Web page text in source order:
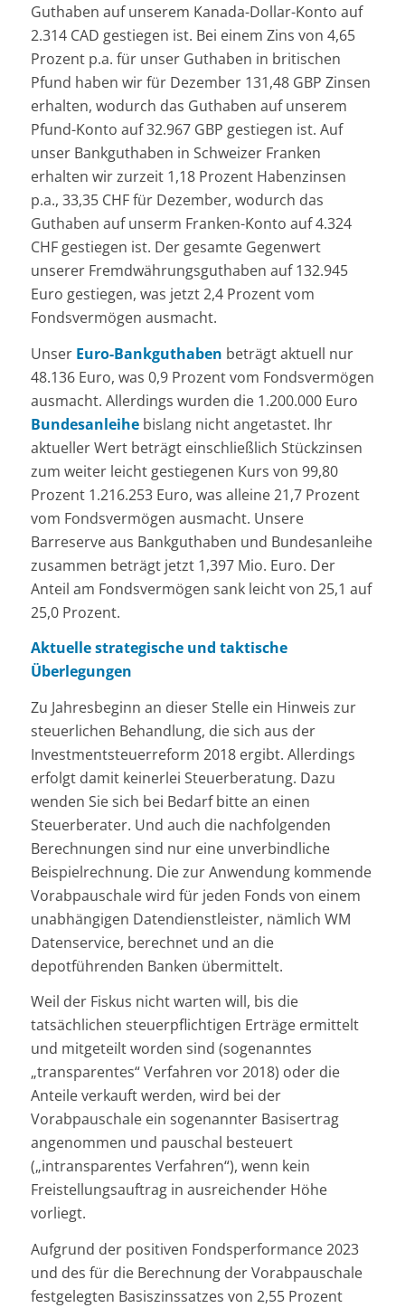
Guthaben auf unserem Kanada-Dollar-Konto auf
2.314 CAD gestiegen ist. Bei einem Zins von 4,65
Prozent p.a. für unser Guthaben in britischen
Pfund haben wir für Dezember 131,48 GBP Zinsen
erhalten, wodurch das Guthaben auf unserem
Pfund-Konto auf 32.967 GBP gestiegen ist. Auf
unser Bankguthaben in Schweizer Franken
erhalten wir zurzeit 1,18 Prozent Habenzinsen
p.a., 33,35 CHF für Dezember, wodurch das
Guthaben auf unserm Franken-Konto auf 4.324
CHF gestiegen ist. Der gesamte Gegenwert
unserer Fremdwährungsguthaben auf 132.945
Euro gestiegen, was jetzt 2,4 Prozent vom
Fondsvermögen ausmacht.
Unser Euro-Bankguthaben beträgt aktuell nur
48.136 Euro, was 0,9 Prozent vom Fondsvermögen
ausmacht. Allerdings wurden die 1.200.000 Euro
Bundesanleihebislang nicht angetastet. Ihr
aktueller Wert beträgt einschließlich Stückzinsen
zum weiter leicht gestiegenen Kurs von 99,80
Prozent 1.216.253 Euro, was alleine 21,7 Prozent
vom Fondsvermögen ausmacht. Unsere
Barreserve aus Bankguthaben und Bundesanleihe
zusammen beträgt jetzt 1,397 Mio. Euro. Der
Anteil am Fondsvermögen sank leicht von 25,1 auf
25,0 Prozent.
Aktuelle strategische und taktische
Überlegungen
Zu Jahresbeginn an dieser Stelle ein Hinweis zur
steuerlichen Behandlung, die sich aus der
Investmentsteuerreform 2018 ergibt. Allerdings
erfolgt damit keinerlei Steuerberatung. Dazu
wenden Sie sich bei Bedarf bitte an einen
Steuerberater. Und auch die nachfolgenden
Berechnungen sind nur eine unverbindliche
Beispielrechnung. Die zur Anwendung kommende
Vorabpauschale wird für jeden Fonds von einem
unabhängigen Datendienstleister, nämlich WM
Datenservice, berechnet und an die
depotführenden Banken übermittelt.
Weil der Fiskus nicht warten will, bis die
tatsächlichen steuerpflichtigen Erträge ermittelt
und mitgeteilt worden sind (sogenanntes
„transparentes“ Verfahren vor 2018) oder die
Anteile verkauft werden, wird bei der
Vorabpauschale ein sogenannter Basisertrag
angenommen und pauschal besteuert
(„intransparentes Verfahren“), wenn kein
Freistellungsauftrag in ausreichender Höhe
vorliegt.
Aufgrund der positiven Fondsperformance 2023
und des für die Berechnung der Vorabpauschale
festgelegten Basiszinssatzes von 2,55 Prozent